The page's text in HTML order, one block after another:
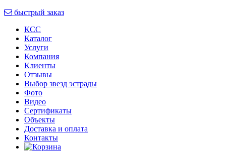
быстрый заказ
КСС
Каталог
Услуги
Компания
Клиенты
Oтзывы
Выбор звезд эстрады
Фото
Видео
Сертификаты
Объекты
Доставка и оплата
Контакты